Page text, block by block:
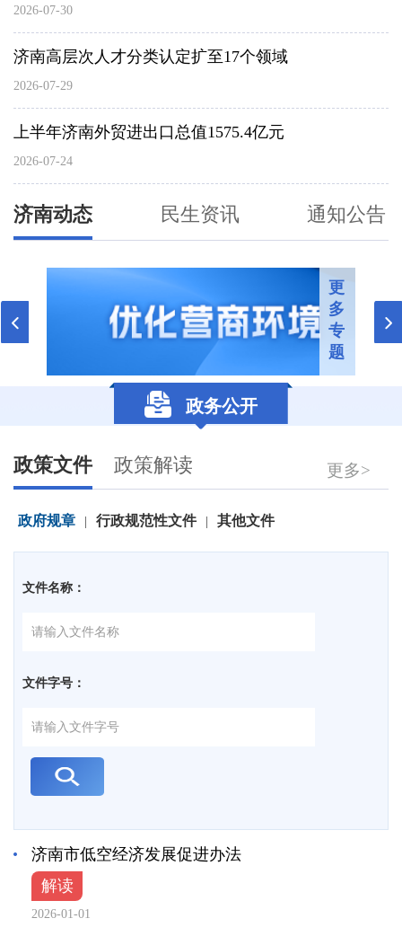
2026-07-30
济南高层次人才分类认定扩至17个领域
2026-07-29
上半年济南外贸进出口总值1575.4亿元
2026-07-24
济南动态 民生资讯 通知公告
更
多
专
题
政务公开
政策文件 政策解读 更多>
政府规章 | 行政规范性文件 | 其他文件
文件名称：
文件字号：
济南市低空经济发展促进办法
解读
2026-01-01